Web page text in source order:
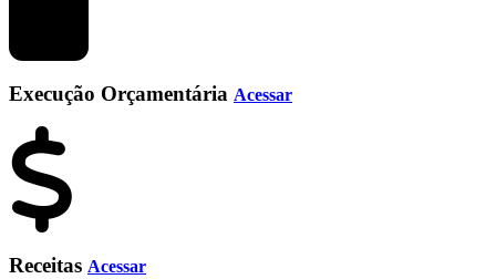
Execução Orçamentária Acessar
Receitas Acessar